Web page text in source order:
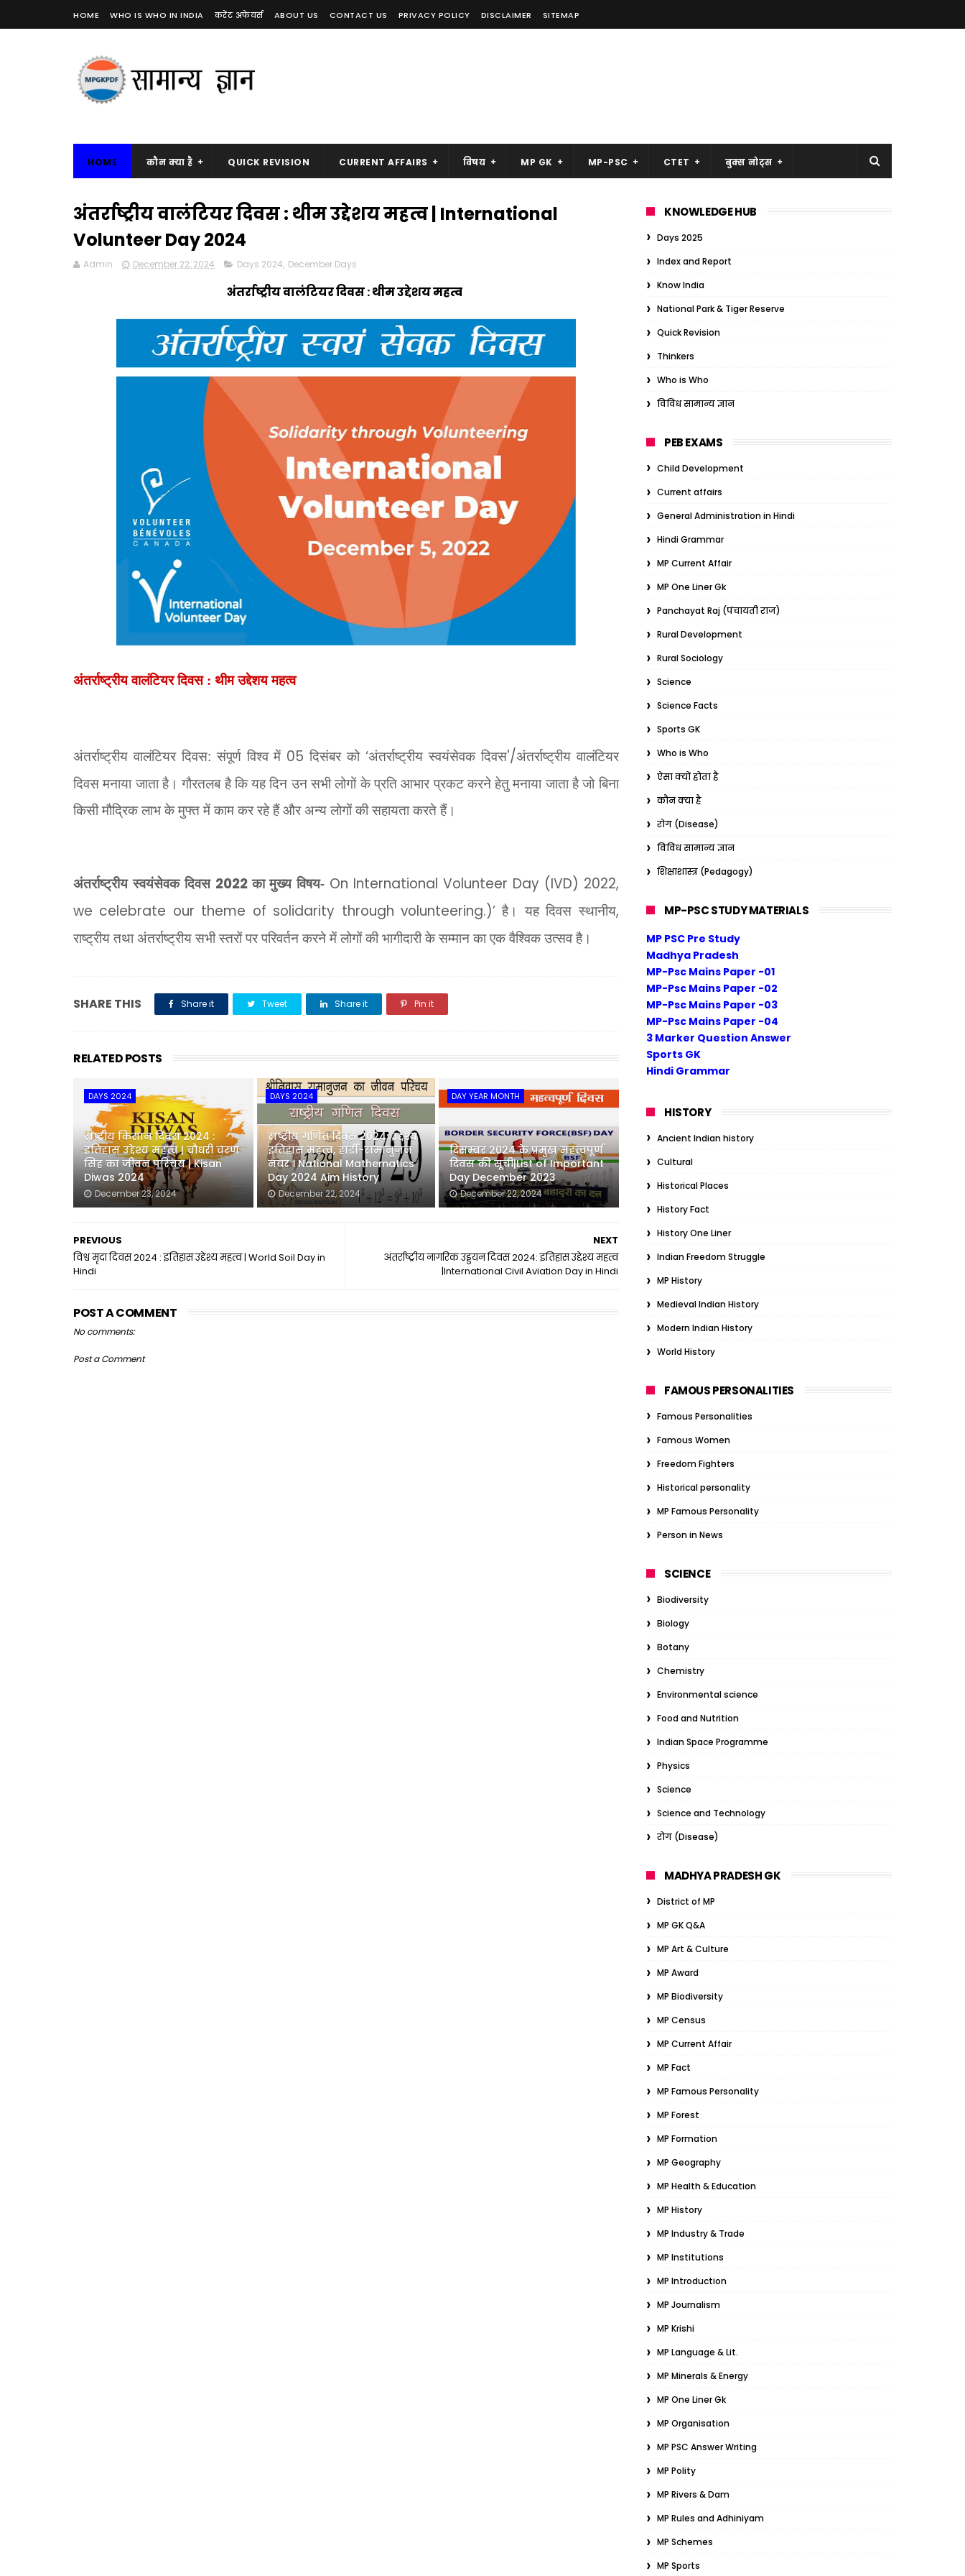
HOME WHO IS WHO IN INDIA करेंट अफेयर्स ABOUT US CONTACT US PRIVACY POLICY DISCLAIMER SITEMAP
HOME कौन क्या है QUICK REVISION CURRENT AFFAIRS विषय MP GK MP-PSC CTET बुक्स नोट्स
अंतर्राष्ट्रीय वालंटियर दिवस : थीम उद्देशय महत्व | International
Volunteer Day 2024
Admin December 22, 2024 Days 2024, December Days
अंतर्राष्ट्रीय वालंटियर दिवस : थीम उद्देशय महत्व
अंतर्राष्ट्रीय वालंटियर दिवस : थीम उद्देशय महत्व
अंतर्राष्ट्रीय वालंटियर दिवस: संपूर्ण विश्व में 05दिसंबर को‘अंतर्राष्ट्रीय स्वयंसेवक दिवस'/अंतर्राष्ट्रीय वालंटियर
दिवस मनाया जाता है। गौरतलब है कि यह दिन उन सभी लोगों के प्रति आभार प्रकट करने हेतु मनाया जाता है जो बिना
किसी मौद्रिक लाभ के मुफ्त में काम कर रहे हैं और अन्य लोगों की सहायता करते हैं।
अंतर्राष्ट्रीय स्वयंसेवक दिवस 2022का मुख्य विषय- On International Volunteer Day (IVD) 2022,
we celebrate our theme of solidarity through volunteering.)’है। यह दिवस स्थानीय,
राष्ट्रीय तथा अंतर्राष्ट्रीय सभी स्तरों पर परिवर्तन करने में लोगों की भागीदारी के सम्मान का एक वैश्विक उत्सव है।
SHARE THIS Share it Tweet Share it Pin it
RELATED POSTS
DAYS 2024
राष्ट्रीय किसान दिवस 2024 :
इतिहास उद्देश्य महत्व | चौधरी चरण
सिंह का जीवन परिचय | Kisan
Diwas 2024
December 23, 2024
DAYS 2024
राष्ट्रीय गणित दिवस 2024: उद्देश्य
इतिहास महत्व, हार्डी-रामानुजन
नंबर । National Mathematics
Day 2024 Aim History
December 22, 2024
DAY YEAR MONTH
दिसम्बर 2024 के प्रमुख महत्वपूर्ण
दिवस की सूची|List of Important
Day December 2023
December 22, 2024
NEXT
अंतर्राष्ट्रीय नागरिक उड्डयन दिवस 2024: इतिहास उद्देश्य महत्व
|International Civil Aviation Day in Hindi
PREVIOUS
विश्व मृदा दिवस 2024 : इतिहास उद्देश्य महत्व | World Soil Day in
Hindi
POST A COMMENT
No comments:
Post a Comment
KNOWLEDGE HUB
Days 2025
Index and Report
Know India
National Park & Tiger Reserve
Quick Revision
Thinkers
Who is Who
विविध सामान्य ज्ञान
PEB EXAMS
Child Development
Current affairs
General Administration in Hindi
Hindi Grammar
MP Current Affair
MP One Liner Gk
Panchayat Raj (पंचायती राज)
Rural Development
Rural Sociology
Science
Science Facts
Sports GK
Who is Who
ऐसा क्यों होता है
कौन क्या है
रोग (Disease)
विविध सामान्य ज्ञान
शिक्षाशास्त्र (Pedagogy)
MP-PSC STUDY MATERIALS
MP PSC Pre Study
Madhya Pradesh
MP-Psc Mains Paper -01
MP-Psc Mains Paper -02
MP-Psc Mains Paper -03
MP-Psc Mains Paper -04
3 Marker Question Answer
Sports GK
Hindi Grammar
HISTORY
Ancient Indian history
Cultural
Historical Places
History Fact
History One Liner
Indian Freedom Struggle
MP History
Medieval Indian History
Modern Indian History
World History
FAMOUS PERSONALITIES
Famous Personalities
Famous Women
Freedom Fighters
Historical personality
MP Famous Personality
Person in News
SCIENCE
Biodiversity
Biology
Botany
Chemistry
Environmental science
Food and Nutrition
Indian Space Programme
Physics
Science
Science and Technology
रोग (Disease)
MADHYA PRADESH GK
District of MP
MP GK Q&A
MP Art & Culture
MP Award
MP Biodiversity
MP Census
MP Current Affair
MP Fact
MP Famous Personality
MP Forest
MP Formation
MP Geography
MP Health & Education
MP History
MP Industry & Trade
MP Institutions
MP Introduction
MP Journalism
MP Krishi
MP Language & Lit.
MP Minerals & Energy
MP One Liner Gk
MP Organisation
MP PSC Answer Writing
MP Polity
MP Rivers & Dam
MP Rules and Adhiniyam
MP Schemes
MP Sports